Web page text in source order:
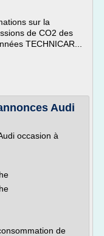
sur la
de CO2 des
TECHNICAR...
Audi
occasion à
de